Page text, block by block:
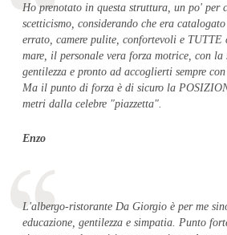
Ho prenotato in questa struttura, un po' per
scetticismo, considerando che era
errato, camere pulite, confortevoli e TUTTE
mare, il personale vera forza motrice, con
gentilezza e pronto ad accoglierti sempre
Ma il punto di forza è di sicuro la
metri dalla celebre "piazzetta".
Enzo
L'albergo-ristorante Da Giorgio è per me
educazione, gentilezza e simpatia. Punto